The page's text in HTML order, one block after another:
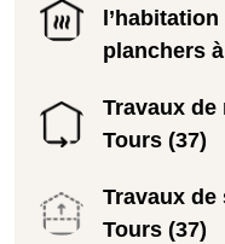
planchers
Travaux
Tours (37)
Travaux
Tours (37)